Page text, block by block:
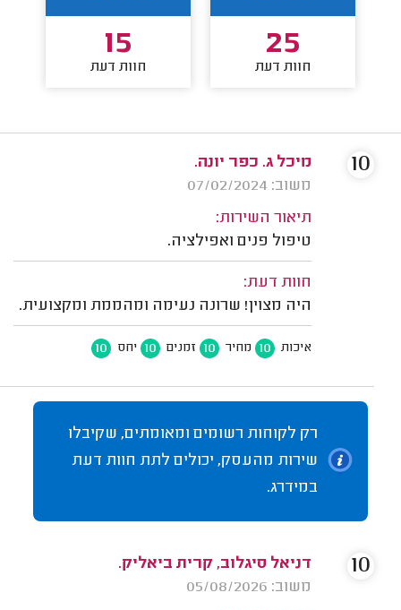
25
חוות דעת
15
חוות דעת
מיכל ג. כפר יונה.
משוב: 07/02/2024
תיאור השירות:
טיפול פנים ואפילציה.
חוות דעת:
היה מצוין! שרונה נעימה ומהממת ומקצועית.
איכות 10 מחיר 10 זמנים 10 יחס 10
10
רק לקוחות רשומים ומאומתים, שקיבלו
שירות מהעסק, יכולים לתת חוות דעת
במידרג.
דניאל סיגלוב, קרית ביאליק.
משוב: 05/08/2026
10